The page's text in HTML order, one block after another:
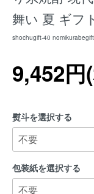
舞い 夏 ギフ
shochugift-40
9,452円
熨斗を選択する
包装紙を選択する